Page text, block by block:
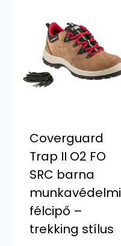
Coverguard
Trap II O2 FO
SRC barna
munkavédelmi
félcipő –
trekking stílus